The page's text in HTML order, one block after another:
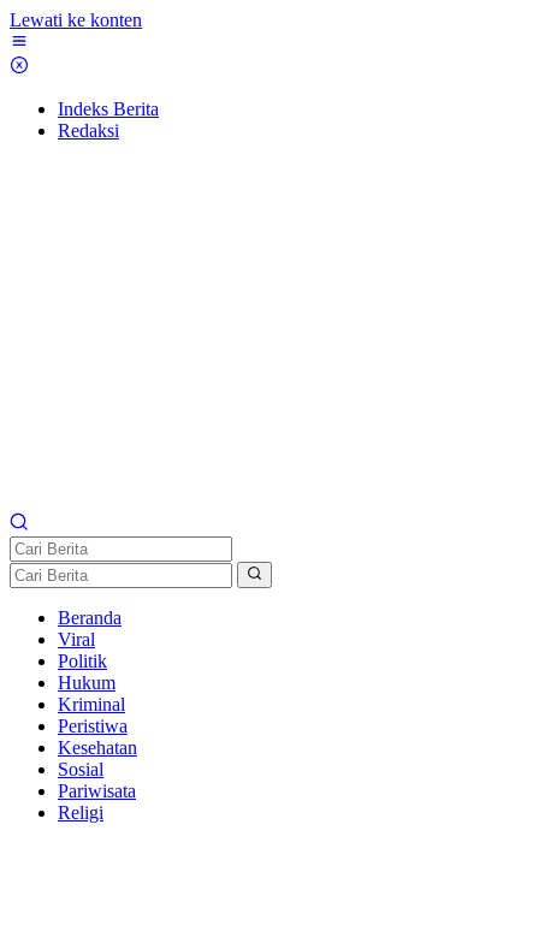
Lewati ke konten
Indeks Berita
Redaksi
Beranda
Viral
Politik
Hukum
Kriminal
Peristiwa
Kesehatan
Sosial
Pariwisata
Religi